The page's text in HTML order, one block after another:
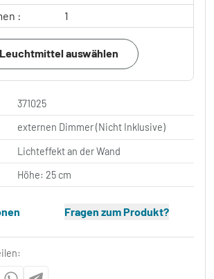
:
1
Leuchtmittel auswählen
371025
externen Dimmer (Nicht Inklusive)
Lichteffekt an der Wand
Höhe: 25 cm
Fragen zum Produkt?